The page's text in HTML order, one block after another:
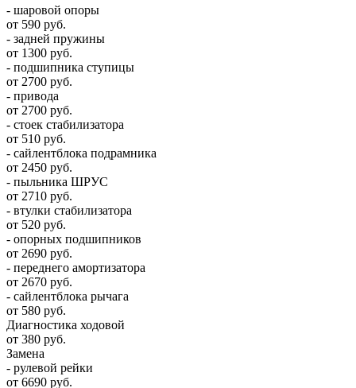
- шаровой опоры
от 590 руб.
- задней пружины
от 1300 руб.
- подшипника ступицы
от 2700 руб.
- привода
от 2700 руб.
- стоек стабилизатора
от 510 руб.
- сайлентблока подрамника
от 2450 руб.
- пыльника ШРУС
от 2710 руб.
- втулки стабилизатора
от 520 руб.
- опорных подшипников
от 2690 руб.
- переднего амортизатора
от 2670 руб.
- сайлентблока рычага
от 580 руб.
Диагностика ходовой
от 380 руб.
Замена
- рулевой рейки
от 6690 руб.